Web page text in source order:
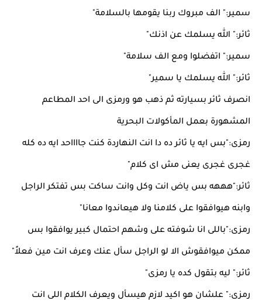
سمير:" الف مبروك ربنا يقومها بالسلامة"
ثائر:" الله يسلمك عن اذنك"
سمير:" اتفضلوا ومع الف سلامة"
ثائر:" الله يسلمك يا سمير"
انصرف ثائر بسيارته ثم ذهب هو ورمزى الى احد المطاعم
المشهورة بعمل المأكولات البحرية
رمزى:"بس ايه يا ثائر ده دا انت النهاردة كنت جااااحد ايه ده كله
غجرى غجرى يعنى مش اى كلام"
ثائر:"هههه بس ياض انت وكل وانت ساكت بس تفتكر الراجل
وابنه هيوافقوا على كلامنا ولا هيعاندوا معانا"
رمزى:"باللى انا شوفته على وشهم احتمال كبير يوافقوا بس
ممكن ميوافقوش الا لو الراجل سأل عنك وعرف انت مين فعلاً"
ثائر:" ليه بتقول كده يا رمزى"
رمزى:" علشان هو اكيد لازم هيسأل ويعرف الكلام اللى انت